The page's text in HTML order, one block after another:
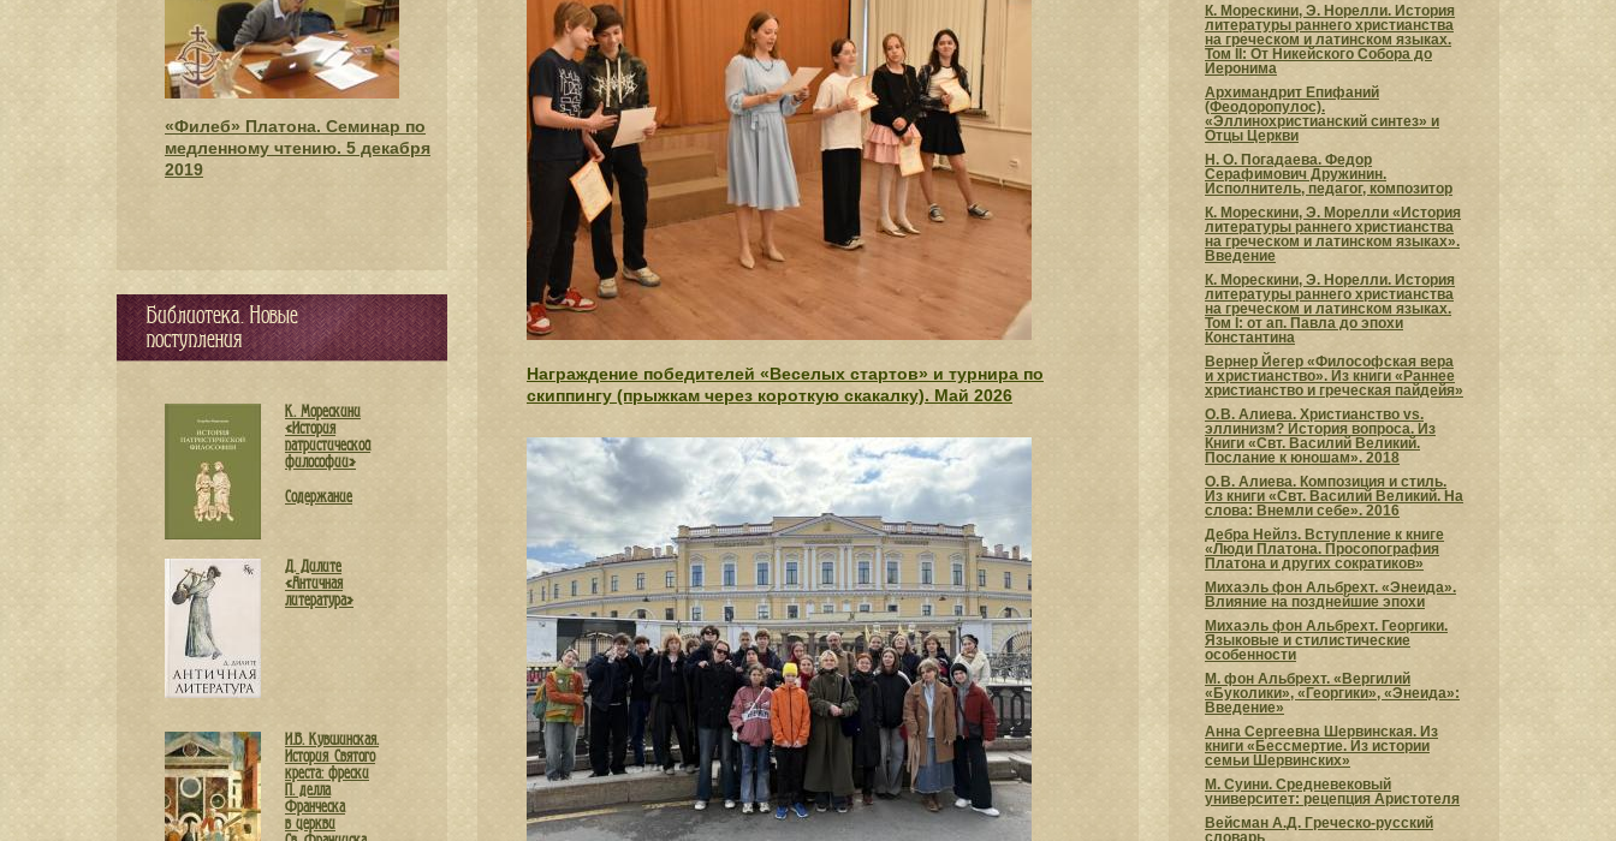
Награждение победителей «Веселых стартов» и турнира по
скиппингу (прыжкам через короткую скакалку). Май 2026
«Филеб» Платона. Cеминар по
медленному чтению. 5 декабря
2019
Библиотека. Новые
поступления
К. Морескини
«История
патристической
философии»
Cодержание
Д. Дилите
«Античная
литература»
И.В. Кувшинская.
История Святого
креста: фрески
П. делла
Франческа
в церкви
К. Морескини, Э. Норелли. История
литературы раннего христианства
на греческом и латинском языках.
Том II: От Никейского Cобора до
Иеронима
Архимандрит Епифаний
(Феодоропулос).
«Эллинохристианский синтез» и
Отцы Церкви
Н. О. Погадаева. Федор
Серафимович Дружинин.
Исполнитель, педагог, композитор
К. Морескини, Э. Морелли «История
литературы раннего христианства
на греческом и латинском языках».
Введение
К. Морескини, Э. Норелли. История
литературы раннего христианства
на греческом и латинском языках.
Том I: от ап. Павла до эпохи
Константина
Вернер Йегер «Философская вера
и христианство». Из книги «Раннее
христианство и греческая пайдейя»
О. В. Алиева. Христианство vs.
эллинизм? История вопроса. Из
Книги «Свт. Василий Великий.
Послание к юношам». 2018
О. В. Алиева. Композиция и стиль.
Из книги «Свт. Василий Великий. На
слова: Внемли себе». 2016
Дебра Нейлз. Вступление к книге
«Люди Платона. Просопография
Платона и других сократиков»
Михаэль фон Альбрехт. «Энеида».
Влияние на позднейшие эпохи
Михаэль фон Альбрехт. Георгики.
Языковые и стилистические
особенности
М. фон Альбрехт. «Вергилий
«Буколики», «Георгики», «Энеида»:
Введение»
Анна Сергеевна Шервинская. Из
книги «Бессмертие. Из истории
семьи Шервинских»
М. Суини. Средневековый
университет: рецепция Аристотеля
Вейсман А.Д. Греческо-русский
словарь